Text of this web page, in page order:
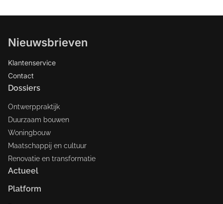
Nieuwsbrieven
Klantenservice
Contact
Dossiers
Ontwerppraktijk
Duurzaam bouwen
Woningbouw
Maatschappij en cultuur
Renovatie en transformatie
Actueel
Platform